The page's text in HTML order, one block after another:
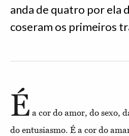
anda de quatro por ela
coseram os primeiros
É a cor do amor, do sexo,
do entusiasmo. É a cor do